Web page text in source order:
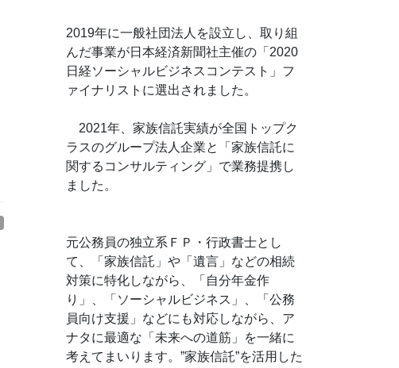
2019年に一般社団法人を設立し、取り組
んだ事業が日本経済新聞社主催の「2020
日経ソーシャルビジネスコンテスト」フ
ァイナリストに選出されました。
2021年、家族信託実績が全国トップク
ラスのグループ法人企業と「家族信託に
関するコンサルティング」で業務提携し
ました。
元公務員の独立系ＦＰ・行政書士とし
て、「家族信託」や「遺言」などの相続
対策に特化しながら、「自分年金作
り」、「ソーシャルビジネス」、「公務
員向け支援」などにも対応しながら、ア
ナタに最適な「未来への道筋」を一緒に
考えてまいります。”家族信託”を活用した